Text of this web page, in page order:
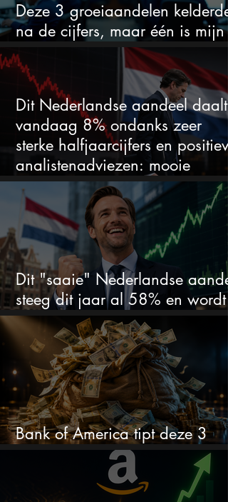
Deze 3 groeiaandelen
na de cijfers, maar één is mijn
duidelijke favoriet
Dit Nederlandse aandeel daalt
vandaag 8% ondanks zeer
sterke halfjaarcijfers en positieve
analistenadviezen: mooie
koopkans?
Dit "saaie" Nederlandse
steeg dit jaar al 58% en wordt
volgens analisten onderschat
Bank of America tipt deze 3
chipaandelen